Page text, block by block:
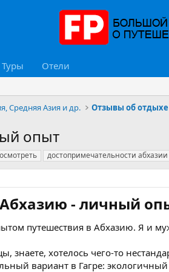
Туры Отели
Средняя Азия и др. Отзывы об отдыхе
опыт
достопримечательности абхазии
- личный
путешествия в Абхазию. Я и
знаете, хотелось чего-то
вариант в Гагре: